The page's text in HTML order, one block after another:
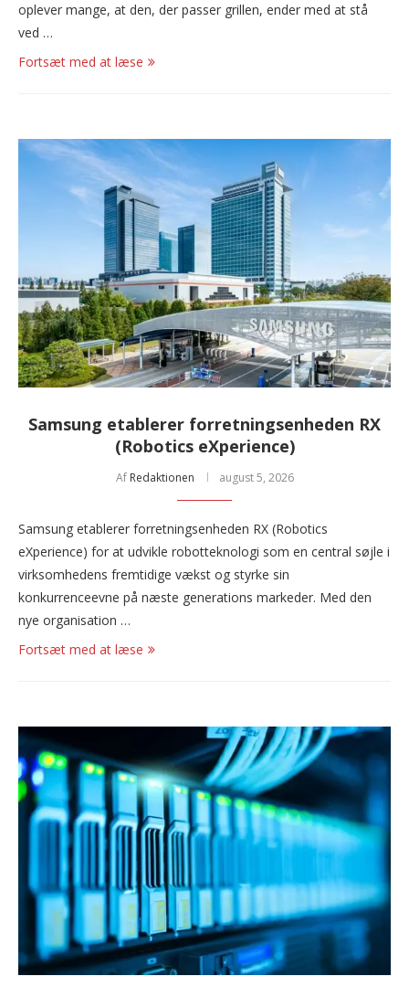
oplever mange, at den, der passer grillen, ender med at stå
ved …
Fortsæt med at læse
Samsung etablerer forretningsenheden RX
(Robotics eXperience)
Af Redaktionen august 5, 2026
Samsung etablerer forretningsenheden RX (Robotics
eXperience) for at udvikle robotteknologi som en central søjle i
virksomhedens fremtidige vækst og styrke sin
konkurrenceevne på næste generations markeder. Med den
nye organisation …
Fortsæt med at læse